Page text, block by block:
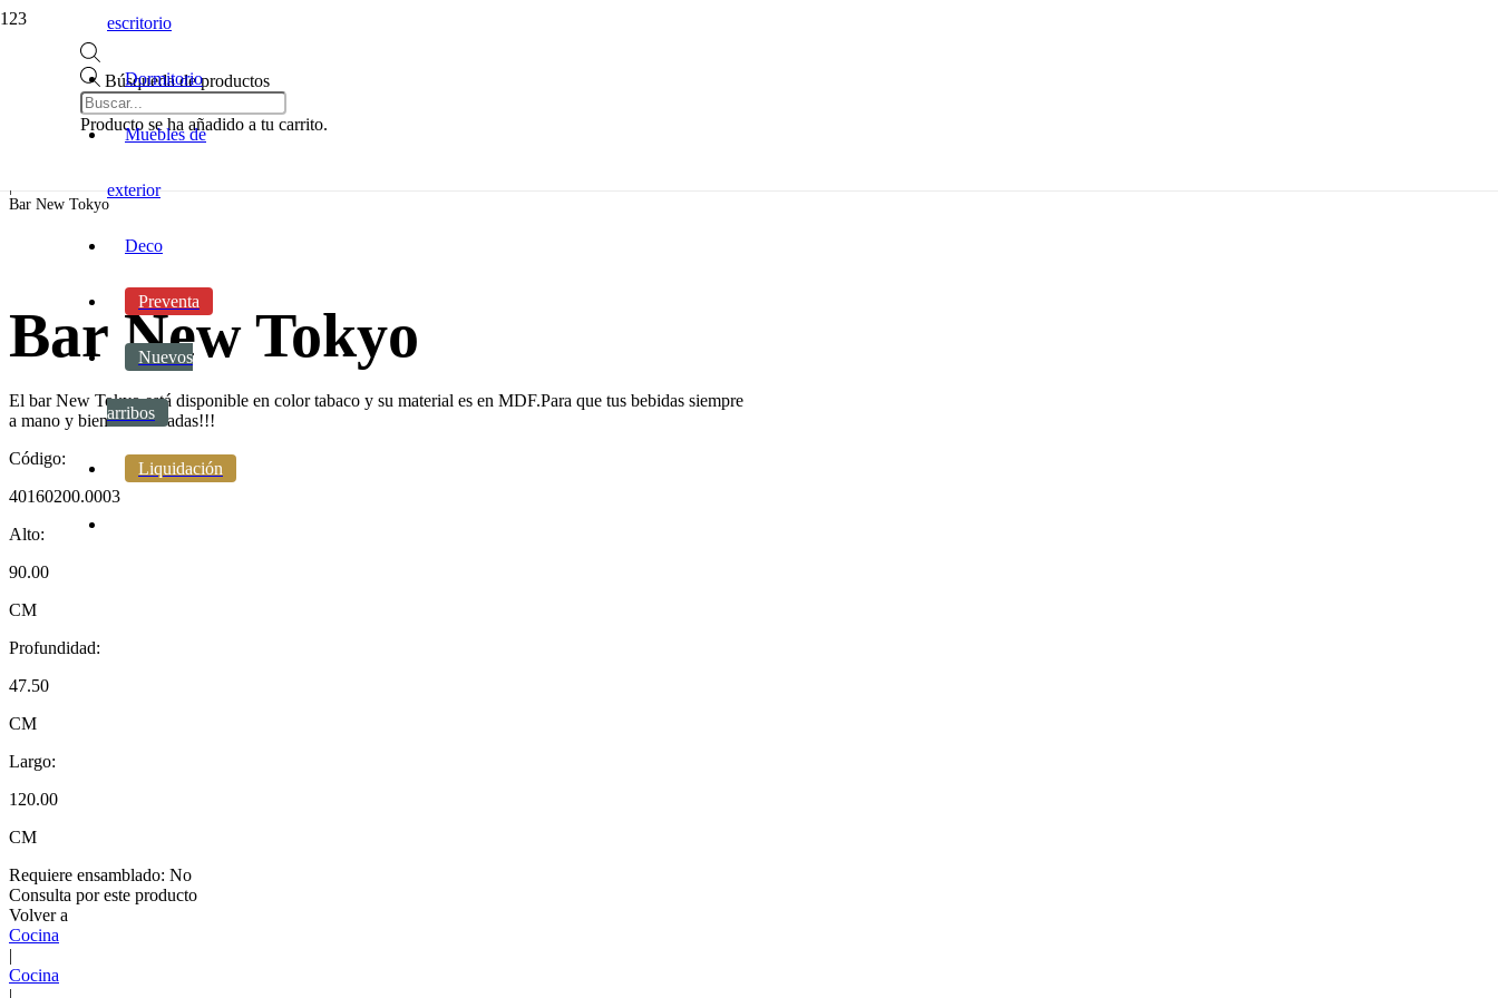
Búsqueda de productos
Producto se ha añadido a tu carrito.
escritorio
Dormitorio
Muebles de
exterior
Deco
Preventa
Nuevos
arribos
Liquidación
Bar New Tokyo
Bar New Tokyo
El bar New Tokyo está disponible en color tabaco y su material es en MDF.Para que tus bebidas siempre
a mano y bien conservadas!!!
Código:
40160200.0003
Alto:
90.00
CM
Profundidad:
47.50
CM
Largo:
120.00
CM
Requiere ensamblado: No
Consulta por este producto
Volver a
Cocina
|
Cocina